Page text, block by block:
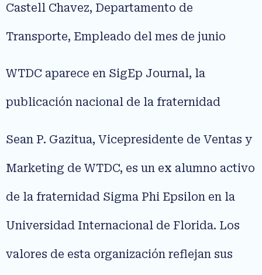
Castell Chavez, Departamento de
Transporte, Empleado del mes de junio
WTDC aparece en SigEp Journal, la
publicación nacional de la fraternidad
Sean P. Gazitua, Vicepresidente de Ventas y
Marketing de WTDC, es un ex alumno activo
de la fraternidad Sigma Phi Epsilon en la
Universidad Internacional de Florida. Los
valores de esta organización reflejan sus